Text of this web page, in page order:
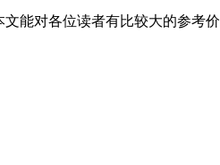
能对各位读者有比较大的参考价